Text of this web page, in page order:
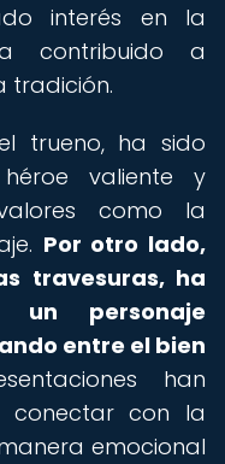
interés en la
contribuido a
tradición.
trueno, ha sido
valiente y
como la
Por otro lado,
travesuras, ha
un personaje
entre el bien
han
conectar con la
emocional